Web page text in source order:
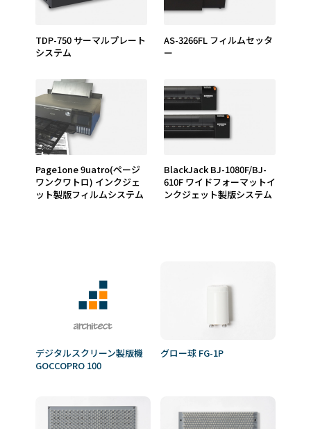
TDP-750 サーマルプレート
システム
AS-3266FL フィルムセッタ
ー
page1one 9uatro(ページ
ワンクワトロ) インクジェ
ット製版フィルムシステム
BlackJack BJ-1080F/BJ-
610F ワイドフォーマットイ
ンクジェット製版システム
デジタルスクリーン製版機
GOCCOPRO 100
グロー球 FG-1P